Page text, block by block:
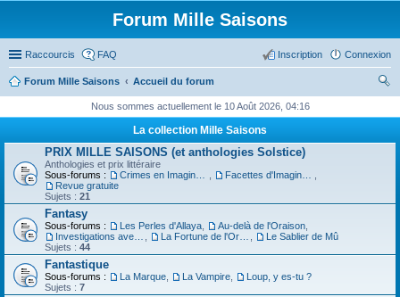
Forum Mille Saisons
Raccourcis FAQ Connexion
Inscription
Forum Mille Saisons
Accueil du forum
ch
Nous sommes actuellement le 10 Août 2026, 04:16
La collection Mille Saisons
PRIX MILLE SAISONS (et anthologies Solstice)
Anthologies et prix littéraire
Sous-forums :
Revue gratuite
Sujets : 21
Fantasy
Sous-forums : Les Perles d'Allaya Au-delà de l'Oraison
Le Sablier de Mû
Sujets : 44
Fantastique
Sous-forums : La Marque La Vampire
Loup, y es-tu ?
Sujets : 7